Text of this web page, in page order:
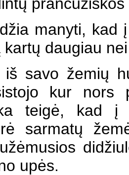
manyti, kad
kartų daugiau
iš savo žemių
kur nors
teigė, kad į
sarmatų
upės.